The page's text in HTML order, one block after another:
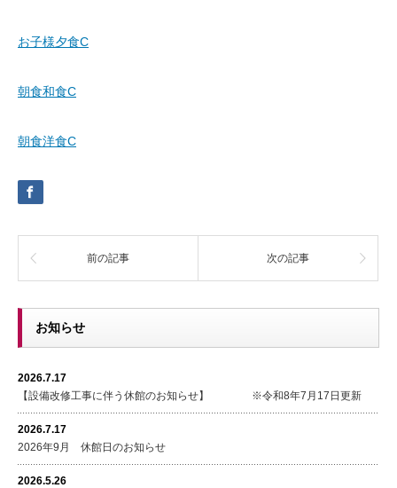
お子様夕食C
朝食和食C
朝食洋食C
前の記事 次の記事
お知らせ
2026.7.17
【設備改修工事に伴う休館のお知らせ】 ※令和8年7月17日更新
2026.7.17
2026年9月 休館日のお知らせ
2026.5.26